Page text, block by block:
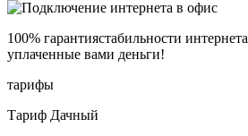
100% гарантиястабильности интернета
уплаченные вами деньги!
тарифы
Тариф Дачный